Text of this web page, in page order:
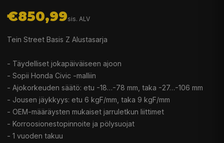
€850,99sis. ALV
Tein Street Basis Z Alustasarja
- Täydelliset jokapäiväiseen ajoon
- Sopii Honda Civic -malliin
- Ajokorkeuden säätö: etu -18…-78 mm, taka -27…-106 mm
- Jousen jäykkyys: etu 6 kgF/mm, taka 9 kgF/mm
- OEM-määräysten mukaiset jarruletkun liittimet
- Korroosionestopinnoite ja pölysuojat
- 1 vuoden takuu